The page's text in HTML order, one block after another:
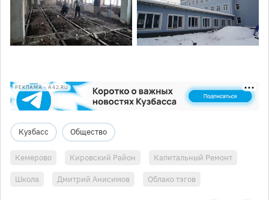
РЕКЛАМА • A42.RU
Кузбасс Общество
Кемерово Кировский Район Капитальный Ремонт
Школа Дмитрий Анисимов Облако тэгов